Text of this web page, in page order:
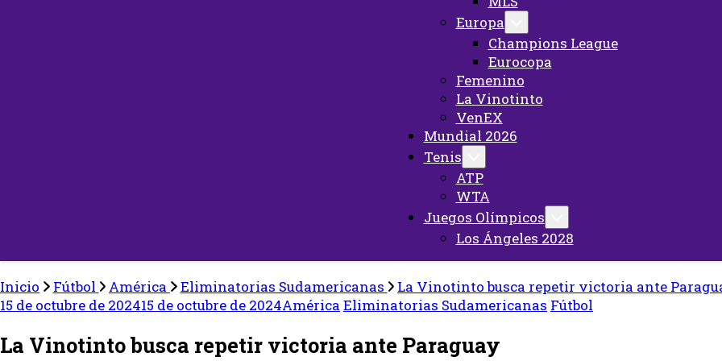
Europa
Champions League
Eurocopa
Femenino
La Vinotinto
VenEX
Mundial 2026
Tenis
ATP
WTA
Juegos Olímpicos
Los Ángeles 2028
Inicio Fútbol América Eliminatorias Sudamericanas
La Vinotinto busca repetir victoria ante
15 de octubre de 202415 de octubre de 2024América Eliminatorias Sudamericanas Fútbol
La Vinotinto busca repetir victoria ante Paraguay